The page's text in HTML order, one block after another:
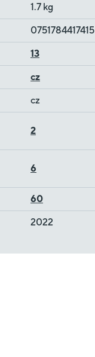
1.7 kg
0751784417415
13
cz
cz
2
6
60
2022